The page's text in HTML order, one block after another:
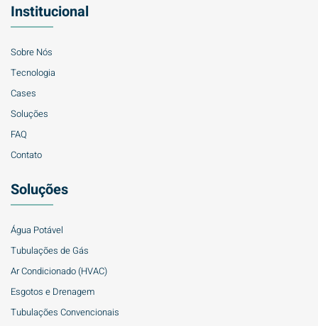
Institucional
Sobre Nós
Tecnologia
Cases
Soluções
FAQ
Contato
Soluções
Água Potável
Tubulações de Gás
Ar Condicionado (HVAC)
Esgotos e Drenagem
Tubulações Convencionais